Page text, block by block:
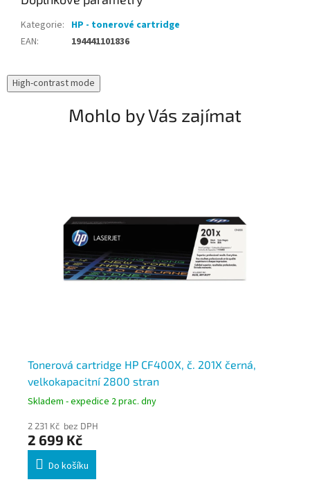
Kategorie: HP - tonerové cartridge
EAN: 194441101836
High-contrast mode
Mohlo by Vás zajímat
Tonerová cartridge HP CF400X, č. 201X černá,
velkokapacitní 2800 stran
Skladem - expedice 2 prac. dny
2 231 Kč bez DPH
2 699 Kč
Do košíku